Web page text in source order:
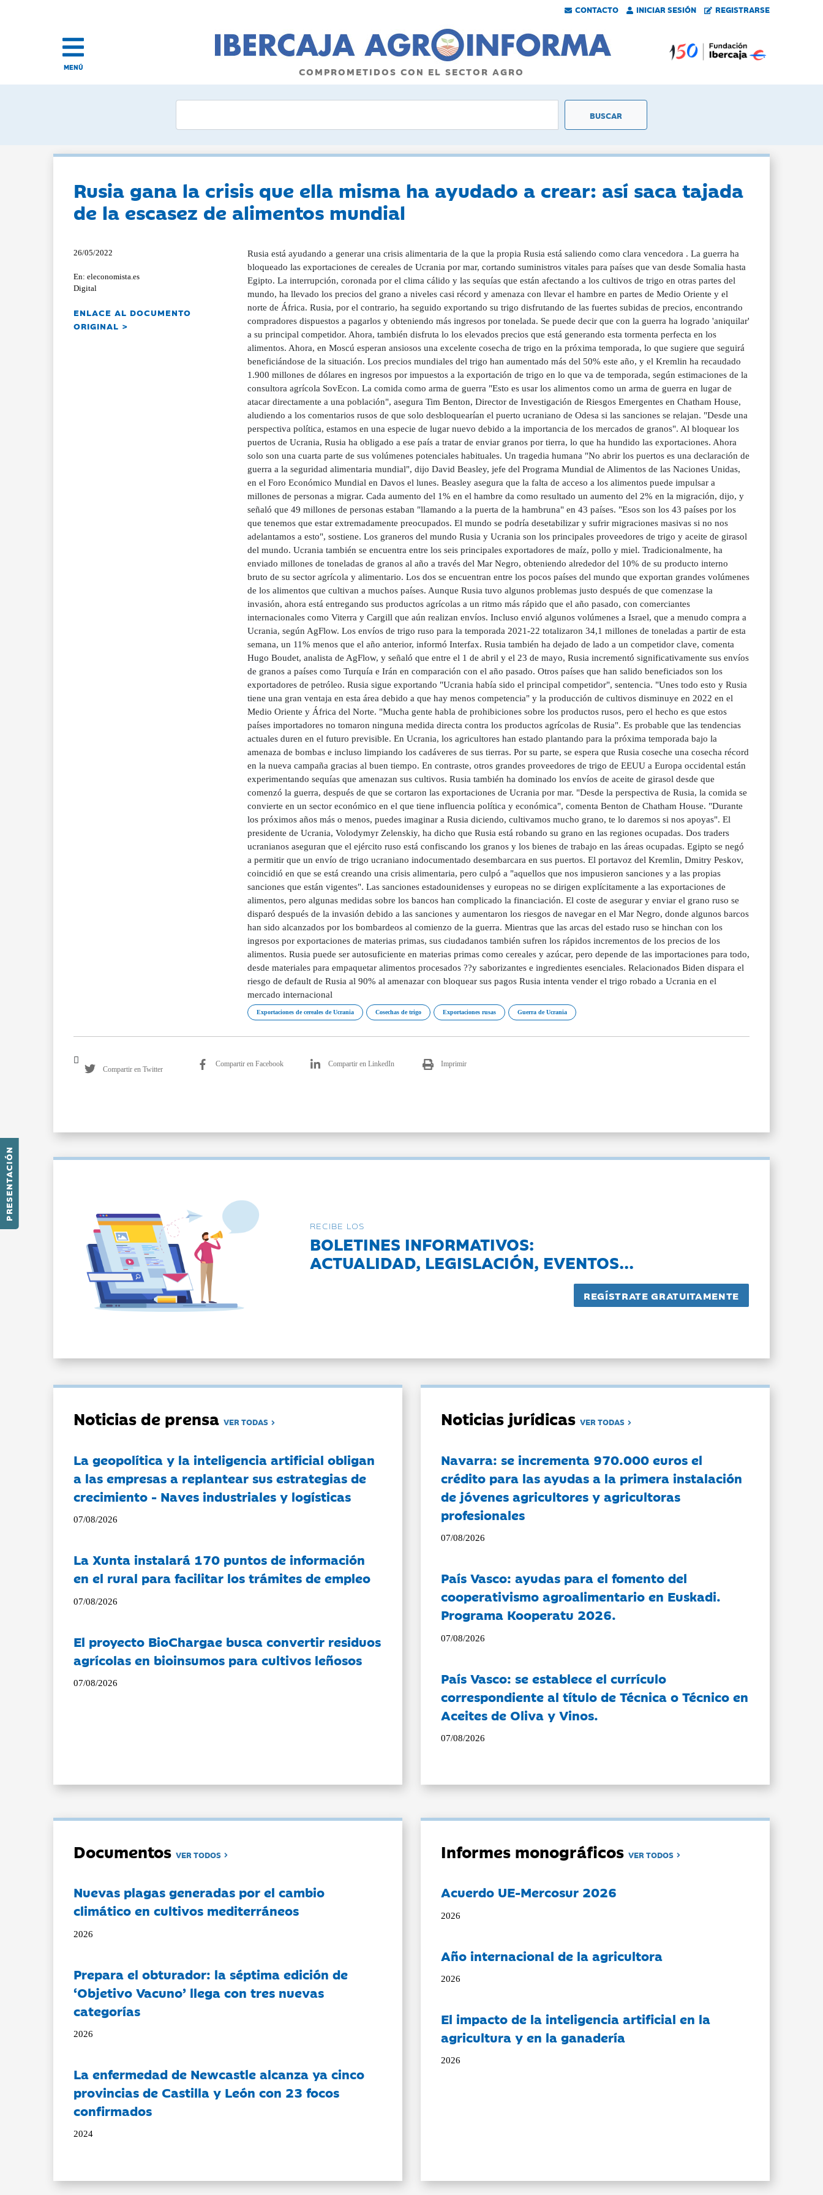
CONTACTO INICIAR SESIÓN REGISTRARSE
PRESENTACIÓN
MENÚ COMPROMETIDOS CON EL SECTOR AGRO
Rusia gana la crisis que ella misma ha ayudado a crear: así saca tajada
de la escasez de alimentos mundial
26/05/2022
En: eleconomista.es
Digital
ENLACE AL DOCUMENTO
ORIGINAL >
Rusia está ayudando a generar una crisis alimentaria de la que la propia Rusia está saliendo como clara vencedora . La guerra ha
bloqueado las exportaciones de cereales de Ucrania por mar, cortando suministros vitales para países que van desde Somalia hasta
Egipto. La interrupción, coronada por el clima cálido y las sequías que están afectando a los cultivos de trigo en otras partes del
mundo, ha llevado los precios del grano a niveles casi récord y amenaza con llevar el hambre en partes de Medio Oriente y el
norte de África. Rusia, por el contrario, ha seguido exportando su trigo disfrutando de las fuertes subidas de precios, encontrando
compradores dispuestos a pagarlos y obteniendo más ingresos por tonelada. Se puede decir que con la guerra ha logrado 'aniquilar'
a su principal competidor. Ahora, también disfruta lo los elevados precios que está generando esta tormenta perfecta en los
alimentos. Ahora, en Moscú esperan ansiosos una excelente cosecha de trigo en la próxima temporada, lo que sugiere que seguirá
beneficiándose de la situación. Los precios mundiales del trigo han aumentado más del 50% este año, y el Kremlin ha recaudado
1.900 millones de dólares en ingresos por impuestos a la exportación de trigo en lo que va de temporada, según estimaciones de la
consultora agrícola SovEcon. La comida como arma de guerra "Esto es usar los alimentos como un arma de guerra en lugar de
atacar directamente a una población", asegura Tim Benton, Director de Investigación de Riesgos Emergentes en Chatham House,
aludiendo a los comentarios rusos de que solo desbloquearían el puerto ucraniano de Odesa si las sanciones se relajan. "Desde una
perspectiva política, estamos en una especie de lugar nuevo debido a la importancia de los mercados de granos". Al bloquear los
puertos de Ucrania, Rusia ha obligado a ese país a tratar de enviar granos por tierra, lo que ha hundido las exportaciones. Ahora
solo son una cuarta parte de sus volúmenes potenciales habituales. Un tragedia humana "No abrir los puertos es una declaración de
guerra a la seguridad alimentaria mundial", dijo David Beasley, jefe del Programa Mundial de Alimentos de las Naciones Unidas,
en el Foro Económico Mundial en Davos el lunes. Beasley asegura que la falta de acceso a los alimentos puede impulsar a
millones de personas a migrar. Cada aumento del 1% en el hambre da como resultado un aumento del 2% en la migración, dijo, y
señaló que 49 millones de personas estaban "llamando a la puerta de la hambruna" en 43 países. "Esos son los 43 países por los
que tenemos que estar extremadamente preocupados. El mundo se podría desetabilizar y sufrir migraciones masivas si no nos
adelantamos a esto", sostiene. Los graneros del mundo Rusia y Ucrania son los principales proveedores de trigo y aceite de girasol
del mundo. Ucrania también se encuentra entre los seis principales exportadores de maíz, pollo y miel. Tradicionalmente, ha
enviado millones de toneladas de granos al año a través del Mar Negro, obteniendo alrededor del 10% de su producto interno
bruto de su sector agrícola y alimentario. Los dos se encuentran entre los pocos países del mundo que exportan grandes volúmenes
de los alimentos que cultivan a muchos países. Aunque Rusia tuvo algunos problemas justo después de que comenzase la
invasión, ahora está entregando sus productos agrícolas a un ritmo más rápido que el año pasado, con comerciantes
internacionales como Viterra y Cargill que aún realizan envíos. Incluso envió algunos volúmenes a Israel, que a menudo compra a
Ucrania, según AgFlow. Los envíos de trigo ruso para la temporada 2021-22 totalizaron 34,1 millones de toneladas a partir de esta
semana, un 11% menos que el año anterior, informó Interfax. Rusia también ha dejado de lado a un competidor clave, comenta
Hugo Boudet, analista de AgFlow, y señaló que entre el 1 de abril y el 23 de mayo, Rusia incrementó significativamente sus envíos
de granos a países como Turquía e Irán en comparación con el año pasado. Otros países que han salido beneficiados son los
exportadores de petróleo. Rusia sigue exportando "Ucrania había sido el principal competidor", sentencia. "Unes todo esto y Rusia
tiene una gran ventaja en esta área debido a que hay menos competencia" y la producción de cultivos disminuye en 2022 en el
Medio Oriente y África del Norte. "Mucha gente habla de prohibiciones sobre los productos rusos, pero el hecho es que estos
países importadores no tomaron ninguna medida directa contra los productos agrícolas de Rusia". Es probable que las tendencias
actuales duren en el futuro previsible. En Ucrania, los agricultores han estado plantando para la próxima temporada bajo la
amenaza de bombas e incluso limpiando los cadáveres de sus tierras. Por su parte, se espera que Rusia coseche una cosecha récord
en la nueva campaña gracias al buen tiempo. En contraste, otros grandes proveedores de trigo de EEUU a Europa occidental están
experimentando sequías que amenazan sus cultivos. Rusia también ha dominado los envíos de aceite de girasol desde que
comenzó la guerra, después de que se cortaron las exportaciones de Ucrania por mar. "Desde la perspectiva de Rusia, la comida se
convierte en un sector económico en el que tiene influencia política y económica", comenta Benton de Chatham House. "Durante
los próximos años más o menos, puedes imaginar a Rusia diciendo, cultivamos mucho grano, te lo daremos si nos apoyas". El
presidente de Ucrania, Volodymyr Zelenskiy, ha dicho que Rusia está robando su grano en las regiones ocupadas. Dos traders
ucranianos aseguran que el ejército ruso está confiscando los granos y los bienes de trabajo en las áreas ocupadas. Egipto se negó
a permitir que un envío de trigo ucraniano indocumentado desembarcara en sus puertos. El portavoz del Kremlin, Dmitry Peskov,
coincidió en que se está creando una crisis alimentaria, pero culpó a "aquellos que nos impusieron sanciones y a las propias
sanciones que están vigentes". Las sanciones estadounidenses y europeas no se dirigen explícitamente a las exportaciones de
alimentos, pero algunas medidas sobre los bancos han complicado la financiación. El coste de asegurar y enviar el grano ruso se
disparó después de la invasión debido a las sanciones y aumentaron los riesgos de navegar en el Mar Negro, donde algunos barcos
han sido alcanzados por los bombardeos al comienzo de la guerra. Mientras que las arcas del estado ruso se hinchan con los
ingresos por exportaciones de materias primas, sus ciudadanos también sufren los rápidos incrementos de los precios de los
alimentos. Rusia puede ser autosuficiente en materias primas como cereales y azúcar, pero depende de las importaciones para todo,
desde materiales para empaquetar alimentos procesados ??y saborizantes e ingredientes esenciales. Relacionados Biden dispara el
riesgo de default de Rusia al 90% al amenazar con bloquear sus pagos Rusia intenta vender el trigo robado a Ucrania en el
mercado internacional
Exportaciones de cereales de Ucrania Cosechas de trigo Exportaciones rusas Guerra de Ucrania
Compartir en Twitter
Compartir en Facebook Compartir en LinkedIn Imprimir
RECIBE LOS
BOLETINES INFORMATIVOS:
ACTUALIDAD, LEGISLACIÓN, EVENTOS...
Noticias de prensaVER TODAS
La geopolítica y la inteligencia artificial obligan
a las empresas a replantear sus estrategias de
crecimiento - Naves industriales y logísticas
07/08/2026
La Xunta instalará 170 puntos de información
en el rural para facilitar los trámites de empleo
07/08/2026
El proyecto BioChargae busca convertir residuos
agrícolas en bioinsumos para cultivos leñosos
07/08/2026
Noticias jurídicasVER TODAS
Navarra: se incrementa 970.000 euros el
crédito para las ayudas a la primera instalación
de jóvenes agricultores y agricultoras
profesionales
07/08/2026
País Vasco: ayudas para el fomento del
cooperativismo agroalimentario en Euskadi.
Programa Kooperatu 2026.
07/08/2026
País Vasco: se establece el currículo
correspondiente al título de Técnica o Técnico en
Aceites de Oliva y Vinos.
07/08/2026
DocumentosVER TODOS
Nuevas plagas generadas por el cambio
climático en cultivos mediterráneos
2026
Prepara el obturador: la séptima edición de
‘Objetivo Vacuno’ llega con tres nuevas
categorías
2026
La enfermedad de Newcastle alcanza ya cinco
provincias de Castilla y León con 23 focos
confirmados
2024
Informes monográficosVER TODOS
Acuerdo UE-Mercosur 2026
2026
Año internacional de la agricultora
2026
El impacto de la inteligencia artificial en la
agricultura y en la ganadería
2026